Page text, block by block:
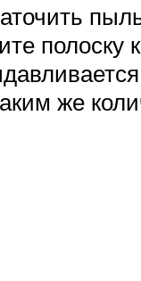
полоску
же